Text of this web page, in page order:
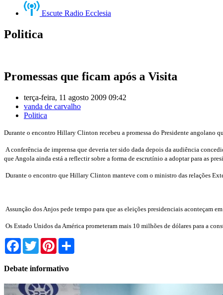
Escute Radio Ecclesia
Politica
Promessas que ficam após a Visita
terça-feira, 11 agosto 2009 09:42
vanda de carvalho
Politica
Durante o encontro Hillary Clinton recebeu a promessa do Presidente angolano
A conferência de imprensa que deveria ter sido dada depois da audiência
que Angola ainda está a reflectir sobre a forma de escrutínio a adoptar para as
Durante o encontro que Hillary Clinton manteve com o ministro das relações
Assunção dos Anjos pede tempo para que as eleições presidenciais aconteçam
Os Estado Unidos da América prometeram mais 10 milhões de dólares para a
Facebook
TwitterPinterest
Debate informativo